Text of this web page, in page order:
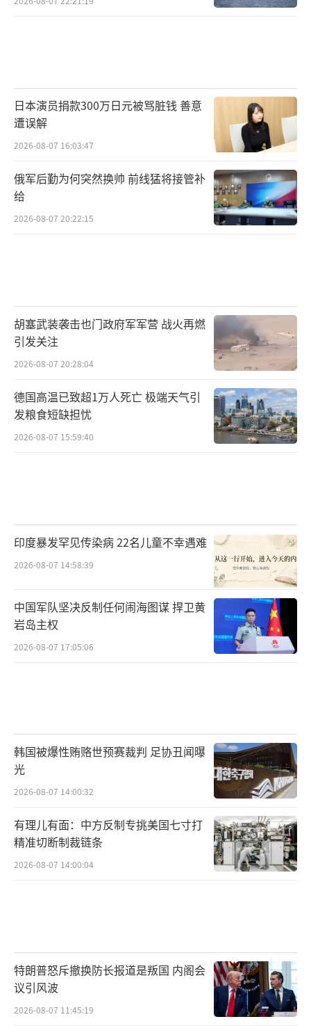
日本演员捐款300万日元被骂脏钱 善意
遭误解
2026-08-07 16:03:47
俄军后勤为何突然换帅 前线猛将接管补
给
2026-08-07 20:22:15
胡塞武装袭击也门政府军军营 战火再燃
引发关注
2026-08-07 20:28:04
德国高温已致超1万人死亡 极端天气引
发粮食短缺担忧
2026-08-07 15:59:40
印度暴发罕见传染病 22名儿童不幸遇难
2026-08-07 14:58:39
中国军队坚决反制任何闹海图谋 捍卫黄
岩岛主权
2026-08-07 17:05:06
韩国被爆性贿赂世预赛裁判 足协丑闻曝
光
2026-08-07 14:00:32
有理儿有面：中方反制专挑美国七寸打
精准切断制裁链条
2026-08-07 14:00:04
特朗普怒斥撤换防长报道是叛国 内阁会
议引风波
2026-08-07 11:45:19